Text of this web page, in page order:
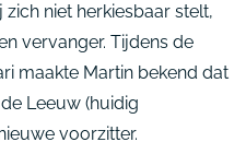
niet herkiesbaar stelt,
vervanger. Tijdens de
maakte Martin bekend dat
Leeuw (huidig
voorzitter.